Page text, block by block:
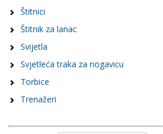
Štitnici
Štitnik za lanac
Svijetla
Svjetleća traka za nogavicu
Torbice
Trenažeri